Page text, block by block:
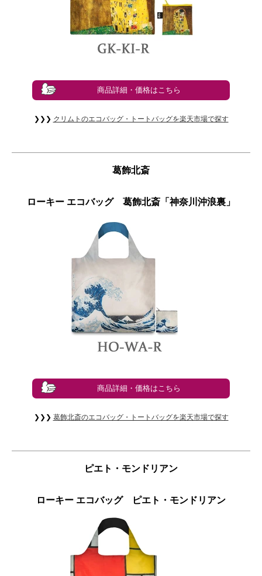
商品詳細・価格はこちら
❯❯❯ クリムトのエコバッグ・トートバッグを楽天市場で探す
葛飾北斎
ローキー エコバッグ 葛飾北斎「神奈川沖浪裏」
商品詳細・価格はこちら
❯❯❯ 葛飾北斎のエコバッグ・トートバッグを楽天市場で探す
ピエト・モンドリアン
ローキー エコバッグ ピエト・モンドリアン